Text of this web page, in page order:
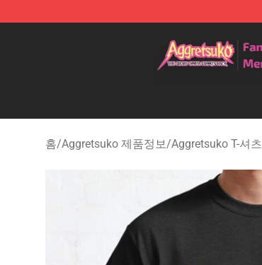
홈/Aggretsuko 제품정보/Aggretsuko T-셔츠